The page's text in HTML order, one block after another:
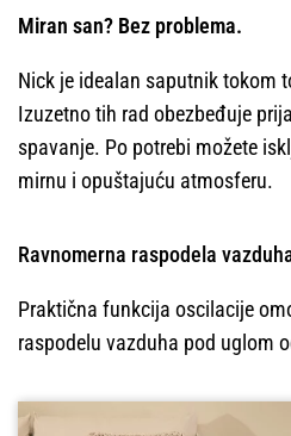
Miran san? Bez problema.
Nick je idealan saputnik tokom
Izuzetno tih rad obezbeđuje
spavanje. Po potrebi možete
mirnu i opuštajuću atmosferu.
Ravnomerna raspodela
Praktična funkcija oscilacije
raspodelu vazduha pod uglom